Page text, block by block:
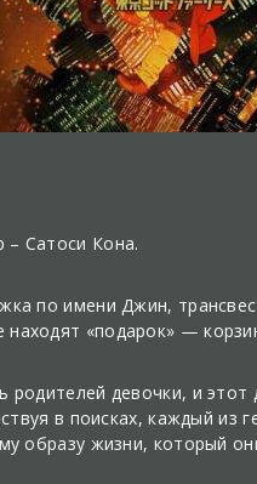
– Сатоси Кона.
по имени Джин,
«подарок» —
девочки, и
в поисках, каждый из
образу жизни, который